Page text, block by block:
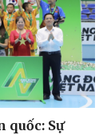
quốc: Sự